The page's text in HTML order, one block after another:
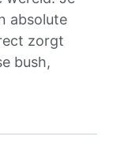
absolute
zorgt
bush,